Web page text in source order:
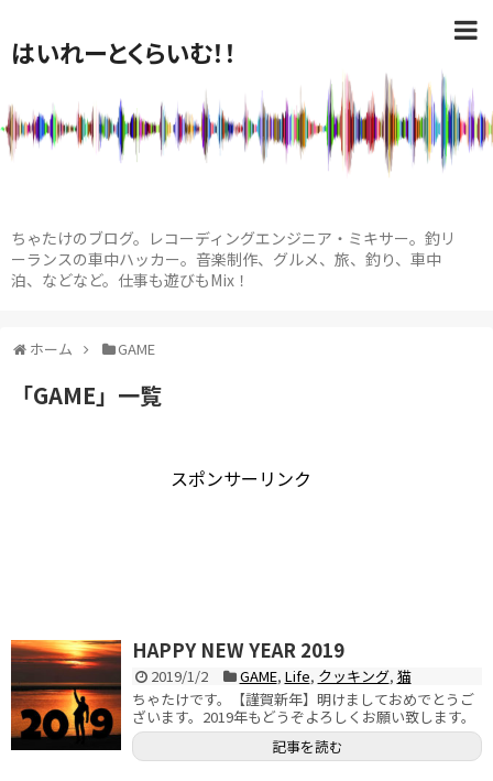
はいれーとくらいむ！！
ちゃたけのブログ。レコーディングエンジニア・ミキサー。釣リ
ーランスの車中ハッカー。音楽制作、グルメ、旅、釣り、車中
泊、などなど。仕事も遊びもMix！
ホーム GAME
「GAME」 一覧
スポンサーリンク
HAPPY NEW YEAR 2019
2019/1/2 GAME, Life, クッキング, 猫
ちゃたけです。【謹賀新年】明けましておめでとうご
ざいます。2019年もどうぞよろしくお願い致します。
記事を読む